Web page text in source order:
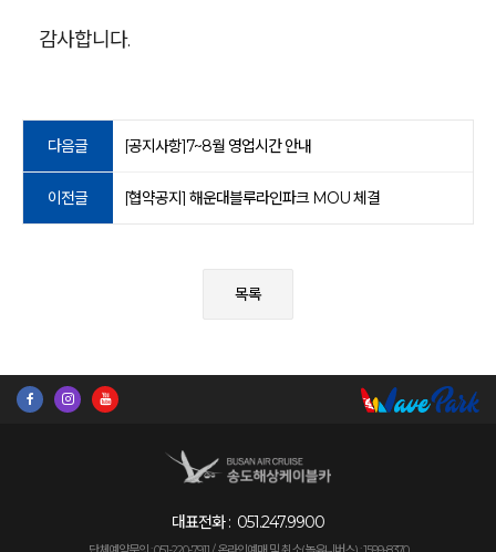
감사합니다.
다음글 [공지사항]7~8월 영업시간 안내
이전글 [협약공지] 해운대블루라인파크 MOU 체결
목록
대표전화 : 051.247.9900